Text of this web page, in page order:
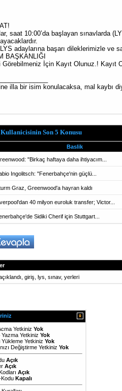
saat 10:00’da başlayan sınavlarda
adaylarına başarı dileklerimizle ve
BAŞKANLIĞI
Görebilmeniz İçin Kayıt Olunuz.! Kayıt
illa bir isim konulacaksa, mal kaybı
Son 5 Konusu
Baslik
"Birkaç haftaya daha ihtiyacım...
Ingolitsch: "Fenerbahçe'nin güçlü...
Graz, Greenwood'a hayran kaldı
40 milyon euroluk transfer; Victor...
Sidiki Cherif için Stuttgart...
giriş lys sınav, yerleri
Yetkiniz Yok
Yetkiniz Yok
Yükleme Yetkiniz Yok
Değiştirme Yetkiniz Yok
Açık
Açık
Açık
Kapalı